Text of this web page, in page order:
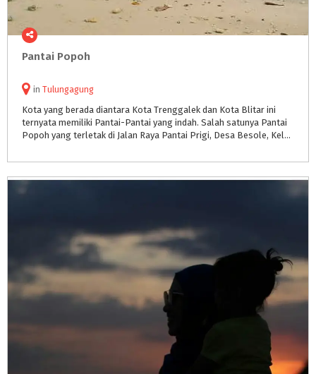
Pantai Popoh
in Tulungagung
Kota yang berada diantara Kota Trenggalek dan Kota Blitar ini
ternyata memiliki Pantai-Pantai yang indah. Salah satunya Pantai
Popoh yang terletak di Jalan Raya Pantai Prigi, Desa Besole, Kelurahan Besuki, sejalur dengan beberapa Pantai lainnya